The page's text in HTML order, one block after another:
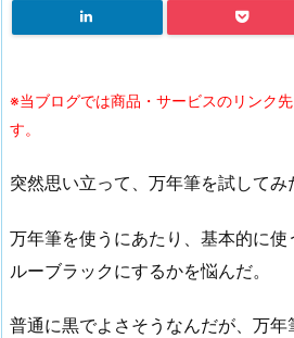
※当ブログでは商品・サービスのリンク
す。
突然思い立って、万年筆を試してみ
万年筆を使うにあたり、基本的に
ルーブラックにするかを悩んだ。
普通に黒でよさそうなんだが、万年